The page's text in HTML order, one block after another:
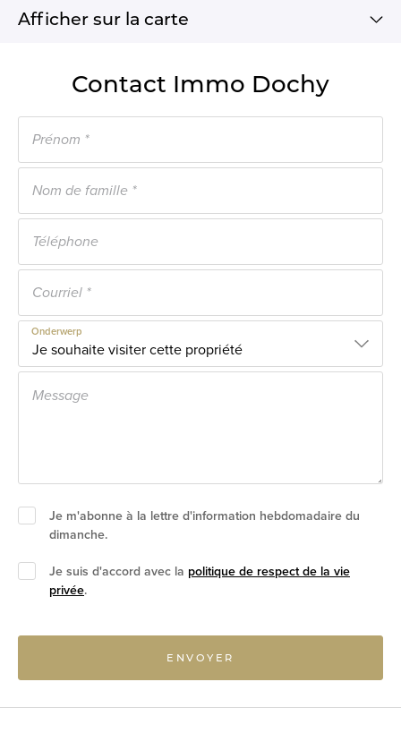
Afficher sur la carte
Contact Immo Dochy
Onderwerp
Je m'abonne à la lettre d'information hebdomadaire du
dimanche.
Je suis d'accord avec la politique de respect de la vie
privée.
ENVOYER